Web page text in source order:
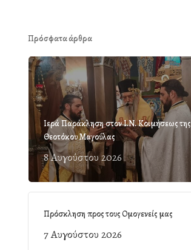
Πρόσφατα άρθρα
Ιερά Παράκληση στον Ι.Ν. Κοιμήσεως της
Θεοτόκου Μαγούλας
8 Αυγούστου 2026
Πρόσκληση προς τους Ομογενείς μας
7 Αυγούστου 2026